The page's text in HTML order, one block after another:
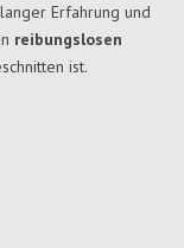
Erfahrung und
reibungslosen
ist.